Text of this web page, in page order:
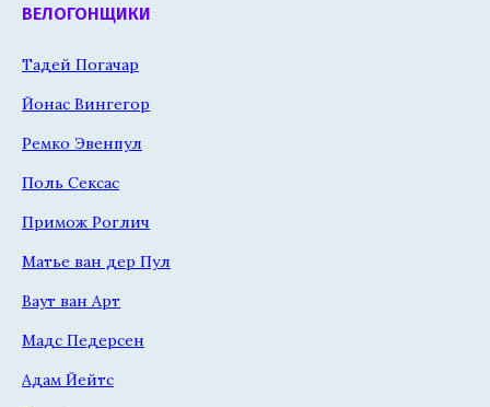
ВЕЛОГОНЩИКИ
Тадей Погачар
Йонас Вингегор
Ремко Эвенпул
Поль Сексас
Примож Роглич
Матье ван дер Пул
Ваут ван Арт
Мадс Педерсен
Адам Йейтс